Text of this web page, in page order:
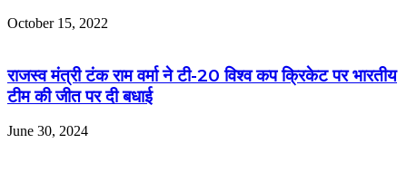
October 15, 2022
राजस्व मंत्री टंक राम वर्मा ने टी-20 विश्व कप क्रिकेट पर भारतीय
टीम की जीत पर दी बधाई
June 30, 2024